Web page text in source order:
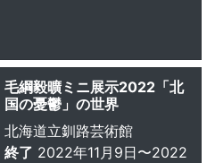
毛綱毅曠ミニ展示2022「北
国の憂鬱」の世界
北海道立釧路芸術館
終了 2022年11月9日〜2022